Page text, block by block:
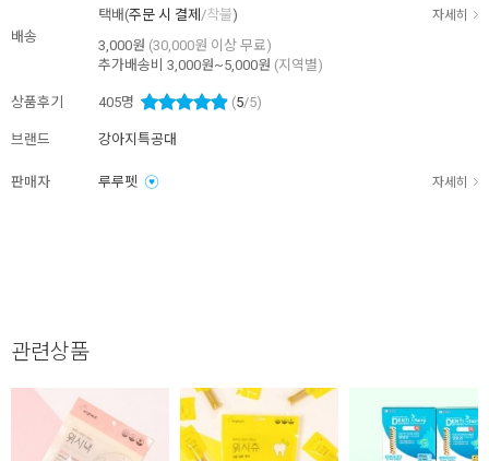
배송
택배(주문 시 결제 /착불) 자세히
3,000원 (30,000원 이상 무료)
추가배송비 3,000원~5,000원 (지역별)
상품후기 405명 (5/5)
브랜드 강아지특공대
판매자 루루펫 자세히
관련상품